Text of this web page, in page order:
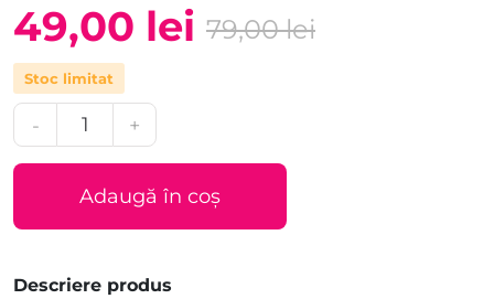
79,00lei
Prețul
inițial
a
fost:
79,00 lei.
49,00 lei
Prețul
curent
este:
49,00 lei.
Stoc limitat
Cantitate
Husă
de
protecție
Flipsuit
pentru
Adaugă în coș
Descriere produs